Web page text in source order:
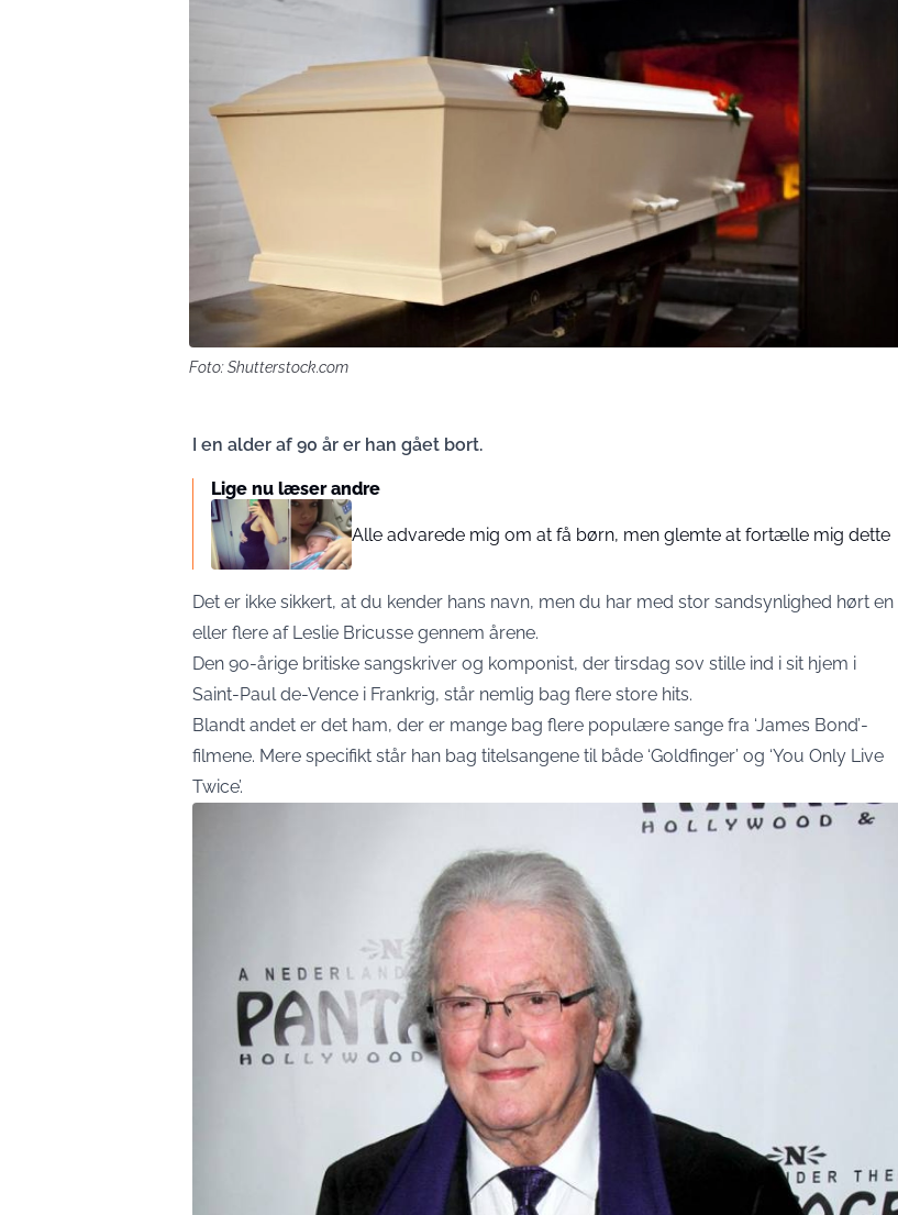
Foto: Shutterstock.com
I en alder af 90 år er han gået bort.
Lige nu læser andre
Alle advarede mig om at få børn, men glemte at fortælle mig dette
Det er ikke sikkert, at du kender hans navn, men du har med stor sandsynlighed hørt en
eller flere af Leslie Bricusse gennem årene.
Den 90-årige britiske sangskriver og komponist, der tirsdag sov stille ind i sit hjem i
Saint-Paul de-Vence i Frankrig, står nemlig bag flere store hits.
Blandt andet er det ham, der er mange bag flere populære sange fra ‘James Bond’-
filmene. Mere specifikt står han bag titelsangene til både ‘Goldfinger’ og ‘You Only Live
Twice’.